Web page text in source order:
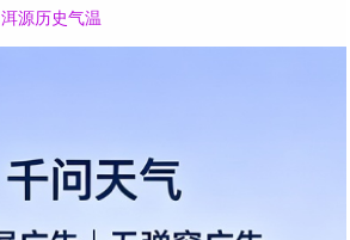
洱源历史气温